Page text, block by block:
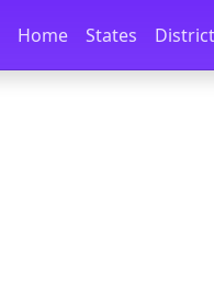
Skip to docs navigation
Home States District